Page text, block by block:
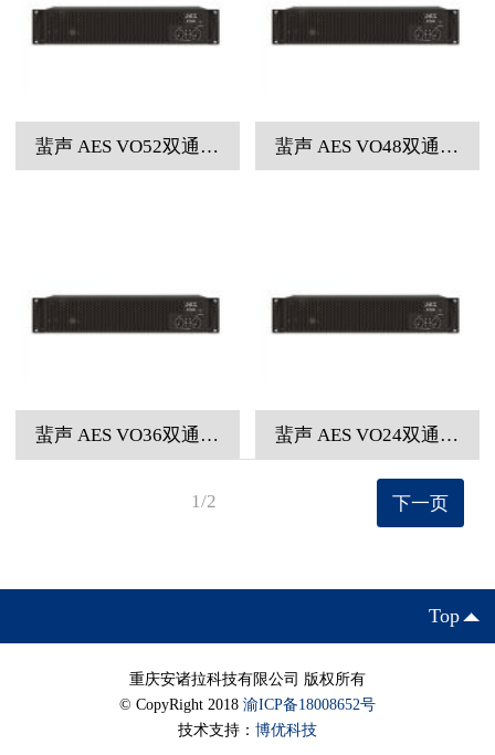
蜚声 AES VO52双通道专业功率放大器 蜚声 AES VO48双通道专业功率放大器
蜚声 AES VO36双通道专业功率放大器 蜚声 AES VO24双通道专业功率放大器
1/2 下一页
Top
重庆安诸拉科技有限公司 版权所有
© CopyRight 2018 渝ICP备18008652号
技术支持： 博优科技